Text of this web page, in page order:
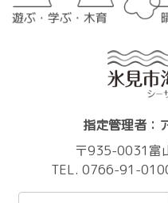
指定管理者：
〒935-0031富
TEL. 0766-91-